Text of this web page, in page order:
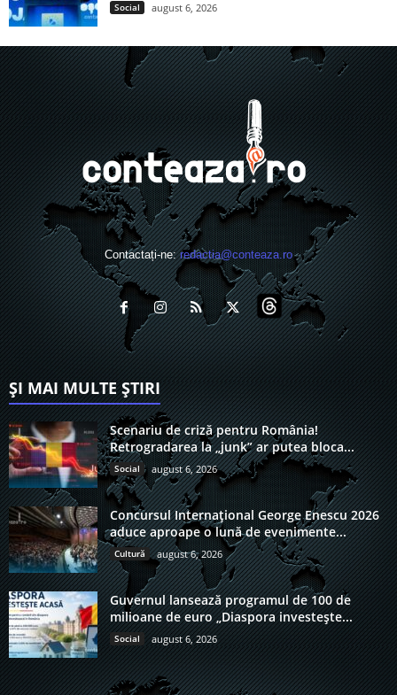
Social august 6, 2026
Contactați-ne:redactia@conteaza.ro
ȘI MAI MULTE ȘTIRI
Scenariu de criză pentru România!
Retrogradarea la „junk” ar putea bloca...
Social august 6, 2026
Concursul Internațional George Enescu 2026
aduce aproape o lună de evenimente...
Cultură august 6, 2026
Guvernul lansează programul de 100 de
milioane de euro „Diaspora investește...
Social august 6, 2026